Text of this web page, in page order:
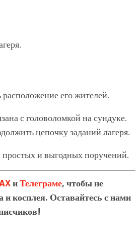
расположение его жителей.
с головоломкой на сундуке.
цепочку заданий лагеря.
простых и выгодных поручений.
иТелеграме, чтобы не
косплея. Оставайтесь с нами